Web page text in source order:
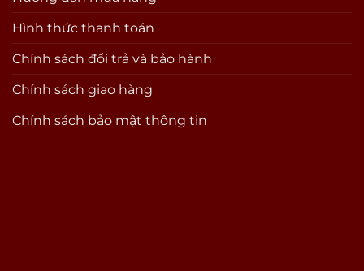
Hình thức thanh toán
Chính sách đổi trả và bảo hành
Chính sách giao hàng
Chính sách bảo mật thông tin